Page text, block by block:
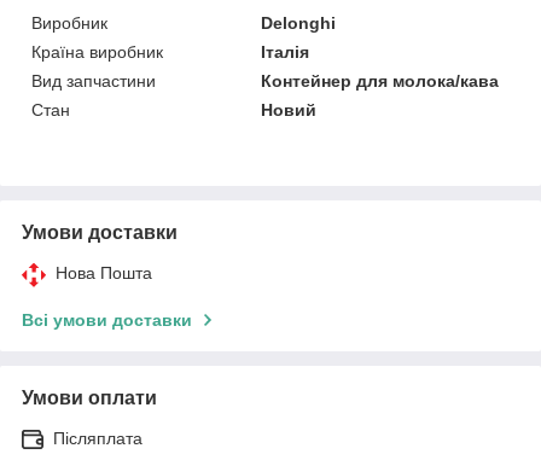
Виробник
Delonghi
Країна виробник
Італія
Вид запчастини
Контейнер для молока/кава
Стан
Новий
Умови доставки
Нова Пошта
Всі умови доставки
Умови оплати
Післяплата